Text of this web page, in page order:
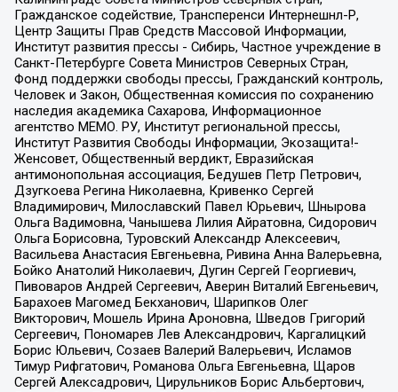
Гражданское содействие, Трансперенси Интернешнл-Р,
Центр Защиты Прав Средств Массовой Информации,
Институт развития прессы - Сибирь, Частное учреждение в
Санкт-Петербурге Совета Министров Северных Стран,
Фонд поддержки свободы прессы, Гражданский контроль,
Человек и Закон, Общественная комиссия по сохранению
наследия академика Сахарова, Информационное
агентство МЕМО. РУ, Институт региональной прессы,
Институт Развития Свободы Информации, Экозащита!-
Женсовет, Общественный вердикт, Евразийская
антимонопольная ассоциация, Бедушев Петр Петрович,
Дзугкоева Регина Николаевна, Кривенко Сергей
Владимирович, Милославский Павел Юрьевич, Шнырова
Ольга Вадимовна, Чанышева Лилия Айратовна, Сидорович
Ольга Борисовна, Туровский Александр Алексеевич,
Васильева Анастасия Евгеньевна, Ривина Анна Валерьевна,
Бойко Анатолий Николаевич, Дугин Сергей Георгиевич,
Пивоваров Андрей Сергеевич, Аверин Виталий Евгеньевич,
Барахоев Магомед Бекханович, Шарипков Олег
Викторович, Мошель Ирина Ароновна, Шведов Григорий
Сергеевич, Пономарев Лев Александрович, Каргалицкий
Борис Юльевич, Созаев Валерий Валерьевич, Исламов
Тимур Рифгатович, Романова Ольга Евгеньевна, Щаров
Сергей Алексадрович, Цирульников Борис Альбертович,